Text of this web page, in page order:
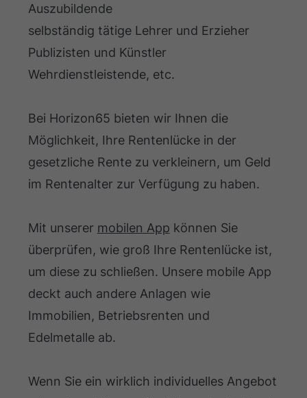
Auszubildende
selbständig tätige Lehrer und Erzieher
Publizisten und Künstler
Wehrdienstleistende, etc.
Bei Horizon65 bieten wir Ihnen die
Möglichkeit, Ihre Rentenlücke in der
gesetzliche Rente zu verkleinern, um Geld
im Rentenalter zur Verfügung zu haben.
Mit unserer mobilen App können Sie
überprüfen, wie groß Ihre Rentenlücke ist,
um diese zu schließen. Unsere mobile App
deckt auch andere Anlagen wie
Immobilien, Betriebsrenten und
Edelmetalle ab.
Wenn Sie ein wirklich individuelles Angebot